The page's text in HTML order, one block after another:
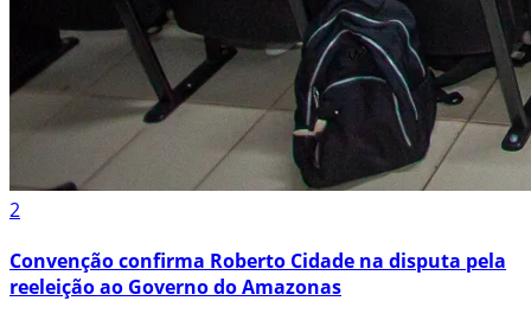
2
Convenção confirma Roberto Cidade na disputa pela
reeleição ao Governo do Amazonas